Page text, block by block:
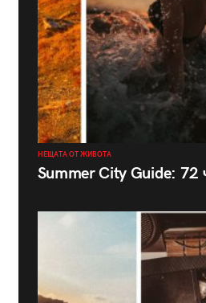
НЕЩАТА ОТ ЖИВОТА
Summer City Guide: 72